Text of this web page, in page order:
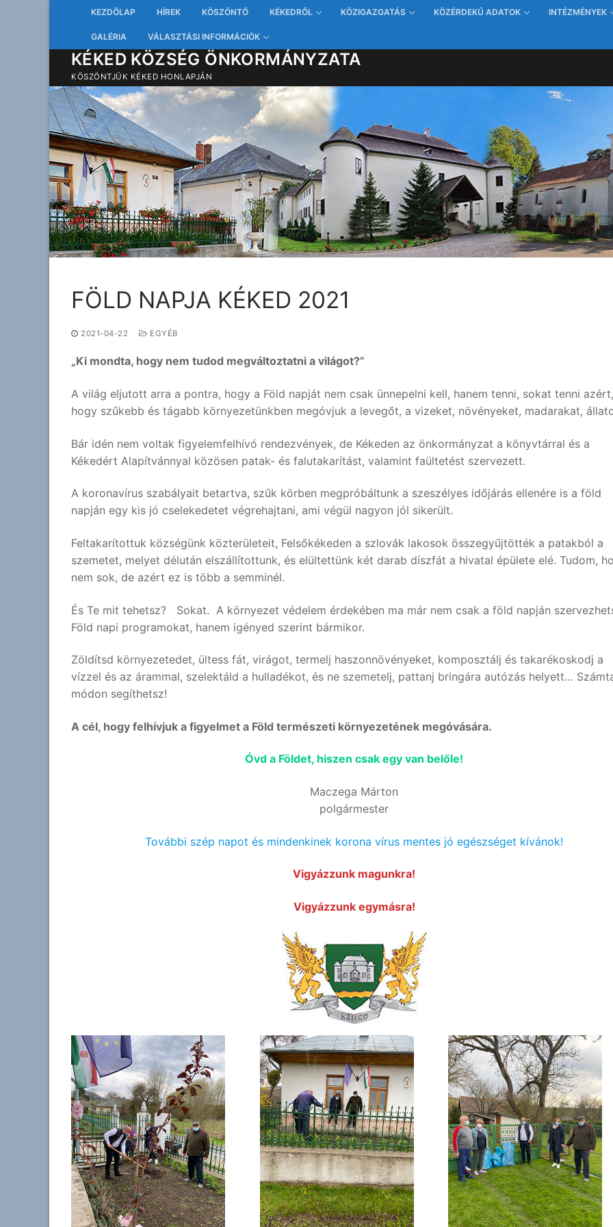
tartalomra
KEZDŐLAP HÍREK KÖSZÖNTŐ KÉKEDRŐL KÖZIGAZGATÁS KÖZÉRDEKŰ ADATOK INTÉZMÉNYEK
GALÉRIA VÁLASZTÁSI INFORMÁCIÓK
KÉKED KÖZSÉG ÖNKORMÁNYZATA
KÖSZÖNTJÜK KÉKED HONLAPJÁN
FÖLD NAPJA KÉKED 2021
2021-04-22 EGYÉB
„Ki mondta, hogy nem tudod megváltoztatni a világot?”
A világ eljutott arra a pontra, hogy a Föld napját nem csak ünnepelni kell, hanem tenni, sokat tenni azért,
hogy szűkebb és tágabb környezetünkben megóvjuk a levegőt, a vizeket, növényeket, madarakat,
Bár idén nem voltak figyelemfelhívó rendezvények, de Kékeden az önkormányzat a könyvtárral és a
Kékedért Alapítvánnyal közösen patak- és falutakarítást, valamint faültetést szervezett.
A koronavírus szabályait betartva, szűk körben megpróbáltunk a szeszélyes időjárás ellenére is a föld
napján egy kis jó cselekedetet végrehajtani, ami végül nagyon jól sikerült.
Feltakarítottuk községünk közterületeit, Felsőkékeden a szlovák lakosok összegyűjtötték a patakból a
szemetet, melyet délután elszállítottunk, és elültettünk két darab díszfát a hivatal épülete elé. Tudom,
nem sok, de azért ez is több a semminél.
És Te mit tehetsz? Sokat. A környezet védelem érdekében ma már nem csak a föld napján
Föld napi programokat, hanem igényed szerint bármikor.
Zöldítsd környezetedet, ültess fát, virágot, termelj haszonnövényeket, komposztálj és takarékoskodj a
vízzel és az árammal, szelektáld a hulladékot, és ne szemetelj, pattanj bringára autózás helyett…
módon segíthetsz!
A cél, hogy felhívjuk a figyelmet a Föld természeti környezetének megóvására.
Óvd a Földet, hiszen csak egy van belőle!
Maczega Márton
polgármester
További szép napot és mindenkinek korona vírus mentes jó egészséget kívánok!
Vigyázzunk magunkra!
Vigyázzunk egymásra!